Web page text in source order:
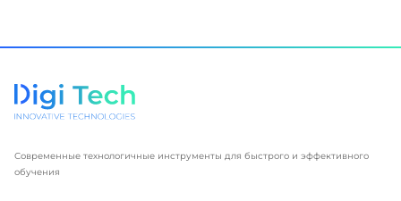
Современные технологичные инструменты для быстрого и эффективного
обучения